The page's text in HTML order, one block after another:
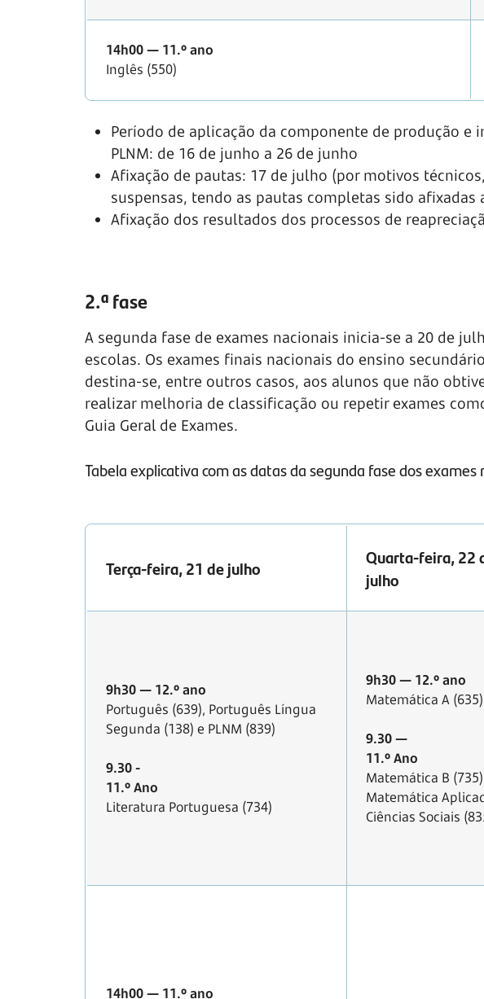
14h00 — 11.º ano
Inglês (550)
Período de aplicação da componente de produção e
PLNM: de 16 de junho a 26 de junho
Afixação de pautas: 17 de julho (por motivos
suspensas, tendo as pautas completas sido afixadas
Afixação dos resultados dos processos de
2.ª fase
A segunda fase de exames nacionais inicia-se a 20 de
escolas. Os exames finais nacionais do ensino
destina-se, entre outros casos, aos alunos que não
realizar melhoria de classificação ou repetir exames
Guia Geral de Exames.
Tabela explicativa com as datas da segunda fase dos exames
Terça-feira, 21 de julho
Quarta-feira, 22
julho
9h30 — 12.º ano
Português (639), Português Língua
Segunda (138) e PLNM (839)
9.30 -
11.º Ano
Literatura Portuguesa (734)
9h30 — 12.º ano
Matemática A (635)
9.30 —
11.º Ano
Matemática B (735)
Matemática
Ciências Sociais
14h00 — 11.º ano